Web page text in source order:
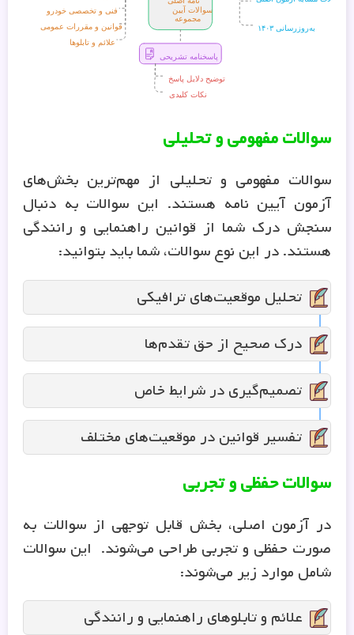
سوالات مفهومی و تحلیلی
سوالات مفهومی و تحلیلی از مهم‌ترین بخش‌های
آزمون آیین نامه هستند. این سوالات به دنبال
سنجش درک شما از قوانین راهنمایی و رانندگی
هستند. در این نوع سوالات، شما باید بتوانید:
تحلیل موقعیت‌های ترافیکی
درک صحیح از حق تقدم‌ها
تصمیم‌گیری در شرایط خاص
تفسیر قوانین در موقعیت‌های مختلف
سوالات حفظی و تجربی
در آزمون اصلی، بخش قابل توجهی از سوالات به
صورت حفظی و تجربی طراحی می‌شوند. این سوالات
شامل موارد زیر می‌شوند:
علائم و تابلوهای راهنمایی و رانندگی